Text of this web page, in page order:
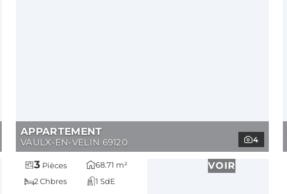
4
APPARTEMENT
VAULX-EN-VELIN 69120
3 Pièces
68.71 m²
2 Chbres
1 SdE
VOIR